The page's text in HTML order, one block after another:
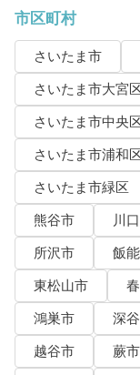
市区町村
さいたま市
さいたま市大宮
さいたま市中央
さいたま市浦和
さいたま市緑区
熊谷市
川
所沢市
飯
東松山市
鴻巣市
深
越谷市
蕨市